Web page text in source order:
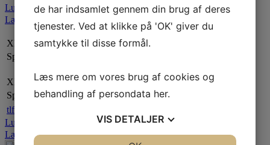
Luk
Læs mere
XL-Byg
Sponsor
XL-Byg
Sponsor
tlf. +45 55 99 14 12
Luk
Læs mere
de har indsamlet gennem din brug af deres
tjenester. Ved at klikke på 'OK' giver du
samtykke til disse formål.
Læs mere om vores brug af cookies og
behandling af persondata her.
VIS DETALJER